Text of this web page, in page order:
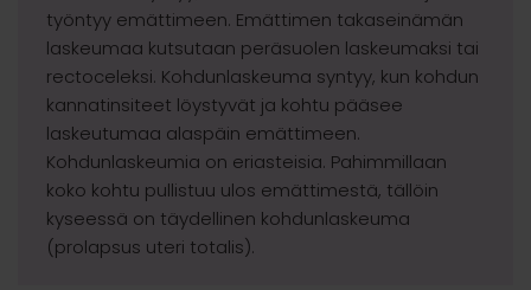
työntyy emättimeen. Emättimen takaseinämän
laskeumaa kutsutaan peräsuolen laskeumaksi tai
rectoceleksi. Kohdunlaskeuma syntyy, kun kohdun
kannatinsiteet löystyvät ja kohtu pääsee
laskeutumaa alaspäin emättimeen.
Kohdunlaskeumia on eriasteisia. Pahimmillaan
koko kohtu pullistuu ulos emättimestä, tällöin
kyseessä on täydellinen kohdunlaskeuma
(prolapsus uteri totalis).